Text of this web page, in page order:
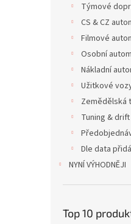
Týmové
CS & CZ
Filmové
Osobní
Nákladní
Užitkové
Zemědělská
Tuning & drift
Dle data
NYNÍ VÝHODNĚJI
Top 10